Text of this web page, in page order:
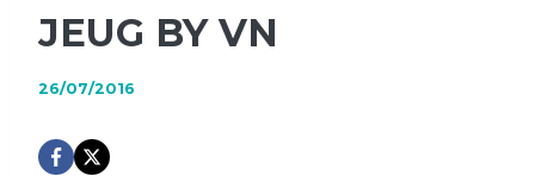
JEUG BY VN
26/07/2016